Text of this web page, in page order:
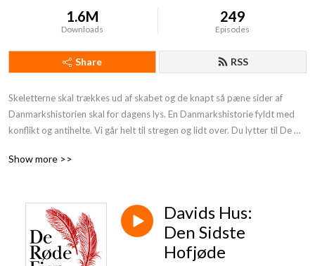
1.6M
Downloads
249
Episodes
Share RSS
Skeletterne skal trækkes ud af skabet og de knapt så pæne sider af
Danmarkshistorien skal for dagens lys. En Danmarkshistorie fyldt med
konflikt og antihelte. Vi går helt til stregen og lidt over. Du lytter til De
din podcast:https: //deroedefjer.10er.app/
Show more >>
Davids Hus:
Den Sidste
Hofjøde